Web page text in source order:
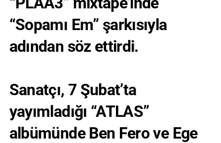
“Sopamı Em” şarkısıyla
adından söz ettirdi.
Sanatçı, 7 Şubat’ta
yayımladığı “ATLAS”
albümünde Ben Fero ve Ege